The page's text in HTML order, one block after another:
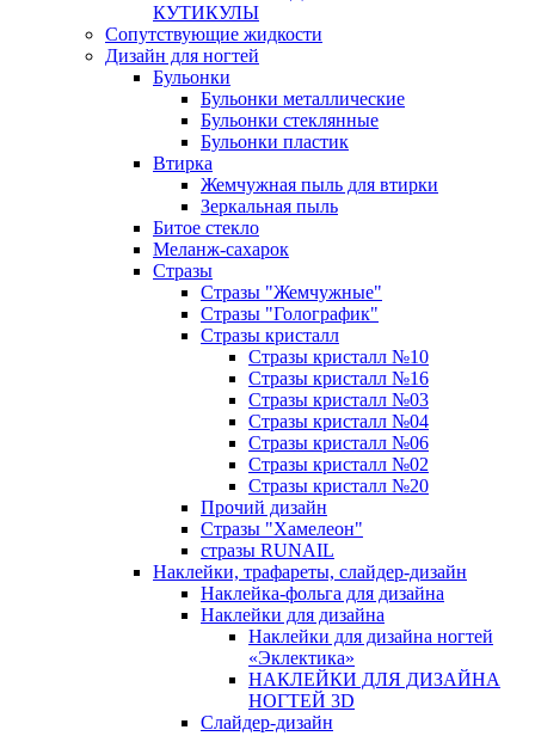
КУТИКУЛЫ
Сопутствующие жидкости
Дизайн для ногтей
Бульонки
Бульонки металлические
Бульонки стеклянные
Бульонки пластик
Втирка
Жемчужная пыль для втирки
Зеркальная пыль
Битое стекло
Меланж-сахарок
Стразы
Стразы "Жемчужные"
Стразы "Голографик"
Стразы кристалл
Стразы кристалл №10
Стразы кристалл №16
Стразы кристалл №03
Стразы кристалл №04
Стразы кристалл №06
Стразы кристалл №02
Стразы кристалл №20
Прочий дизайн
Стразы "Хамелеон"
стразы RUNAIL
Наклейки, трафареты, слайдер-дизайн
Наклейка-фольга для дизайна
Наклейки для дизайна
Наклейки для дизайна ногтей
«Эклектика»
НАКЛЕЙКИ ДЛЯ ДИЗАЙНА
НОГТЕЙ 3D
Слайдер-дизайн